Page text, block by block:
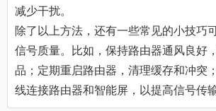
减少干扰。
除了以上方法，还有一些常见的小技巧
信号质量。比如，保持路由器通风良好
品；定期重启路由器，清理缓存和冲突
线连接路由器和智能屏，以提高信号传